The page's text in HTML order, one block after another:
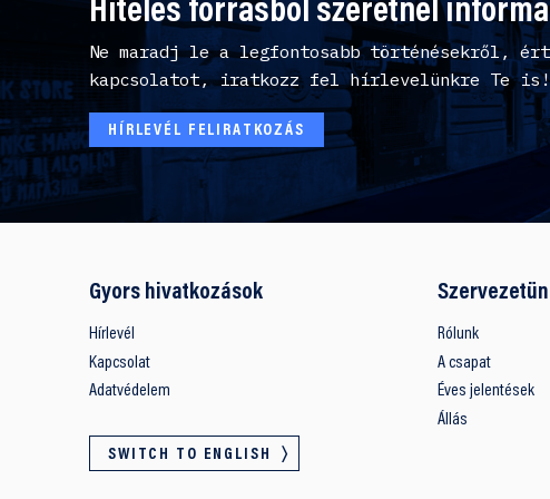
Hiteles forrásból szeretnél
Ne maradj le a legfontosabb történésekről,
kapcsolatot, iratkozz fel hírlevelünkre Te is!
HÍRLEVÉL FELIRATKOZÁS
Gyors hivatkozások
Hírlevél
Kapcsolat
Adatvédelem
SWITCH TO ENGLISH
Rólunk
A csapat
Éves jelentések
Állás